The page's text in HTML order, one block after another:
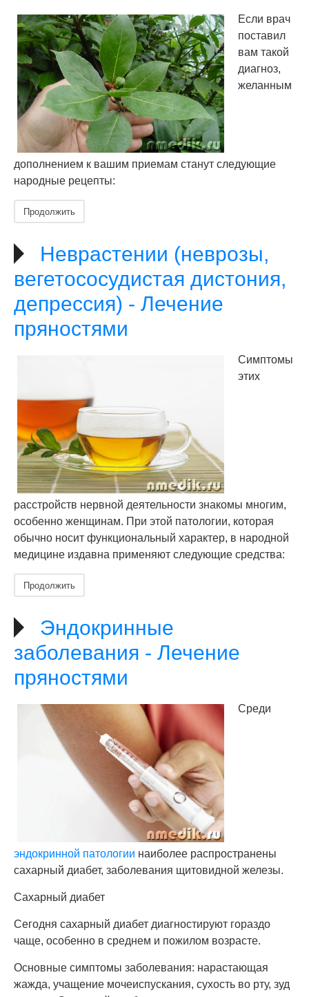
Если врач
поставил
вам такой
диагноз,
желанным
дополнением к вашим приемам станут следующие
народные рецепты:
Продолжить
Неврастении (неврозы,
вегетососудистая дистония,
депрессия) - Лечение
пряностями
Симптомы
этих
расстройств нервной деятельности знакомы многим,
особенно женщинам. При этой патологии, которая
обычно носит функциональный характер, в народной
медицине издавна применяют следующие средства:
Продолжить
Эндокринные
заболевания - Лечение
пряностями
Среди
эндокринной патологии наиболее распространены
сахарный диабет, заболевания щитовидной железы.
Сахарный диабет
Сегодня сахарный диабет диагностируют гораздо
чаще, особенно в среднем и пожилом возрасте.
Основные симптомы заболевания: нарастающая
жажда, учащение мочеиспускания, сухость во рту, зуд